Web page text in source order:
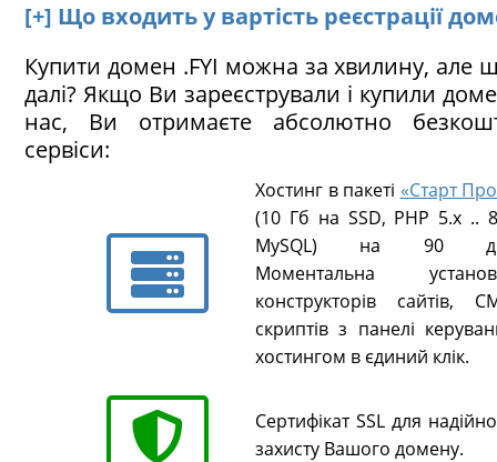
[+] Що входить у вартість реєстрації
Купити домен .FYI можна за хвилину, але
далі? Якщо Ви зареєстрували і купили
нас, Ви отримаєте абсолютно
сервіси:
Хостинг в пакеті «Старт
(10 Гб на SSD, PHP 5.х ..
MySQL) на 90
Моментальна
конструкторів сайтів,
скриптів з панелі
хостингом в єдиний клік.
Сертифікат SSL для
захисту Вашого домену.